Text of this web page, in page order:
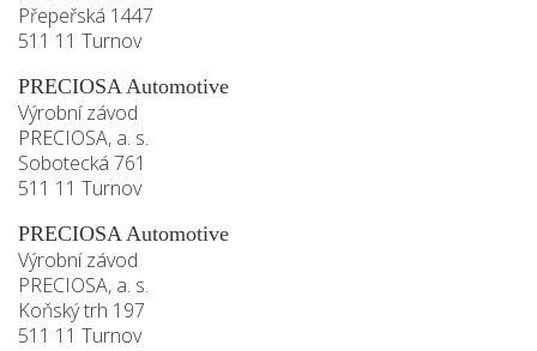
Přepeřská 1447
511 11 Turnov
PRECIOSA Automotive
Výrobní závod
PRECIOSA, a. s.
Sobotecká 761
511 11 Turnov
PRECIOSA Automotive
Výrobní závod
PRECIOSA, a. s.
Koňský trh 197
511 11 Turnov